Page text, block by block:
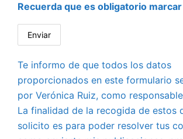
Recuerda que es obligatorio
Te informo de que todos los datos
proporcionados en este formulario
por Verónica Ruiz, como
La finalidad de la recogida de estos
solicito es para poder resolver tus